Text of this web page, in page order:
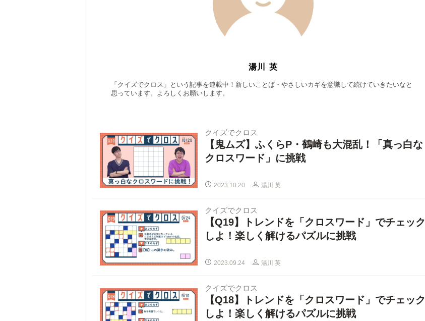
湯川 英
「クイズでクロス」という記事を連載中！新しいことば・やさしいカギを意識して続けていきたいなと
思っています。よろしくお願いします。
クイズでクロス
【鬼ムズ】ふくらP・鶴崎も大混乱！「真っ白な
クロスワード」に挑戦
2023.10.20 湯川 英
クイズでクロス
【Q19】トレンドを「クロスワード」でチェック
しよ！楽しく解けるパズルに挑戦
2023.09.24 湯川 英
クイズでクロス
【Q18】トレンドを「クロスワード」でチェック
しよ！楽しく解けるパズルに挑戦